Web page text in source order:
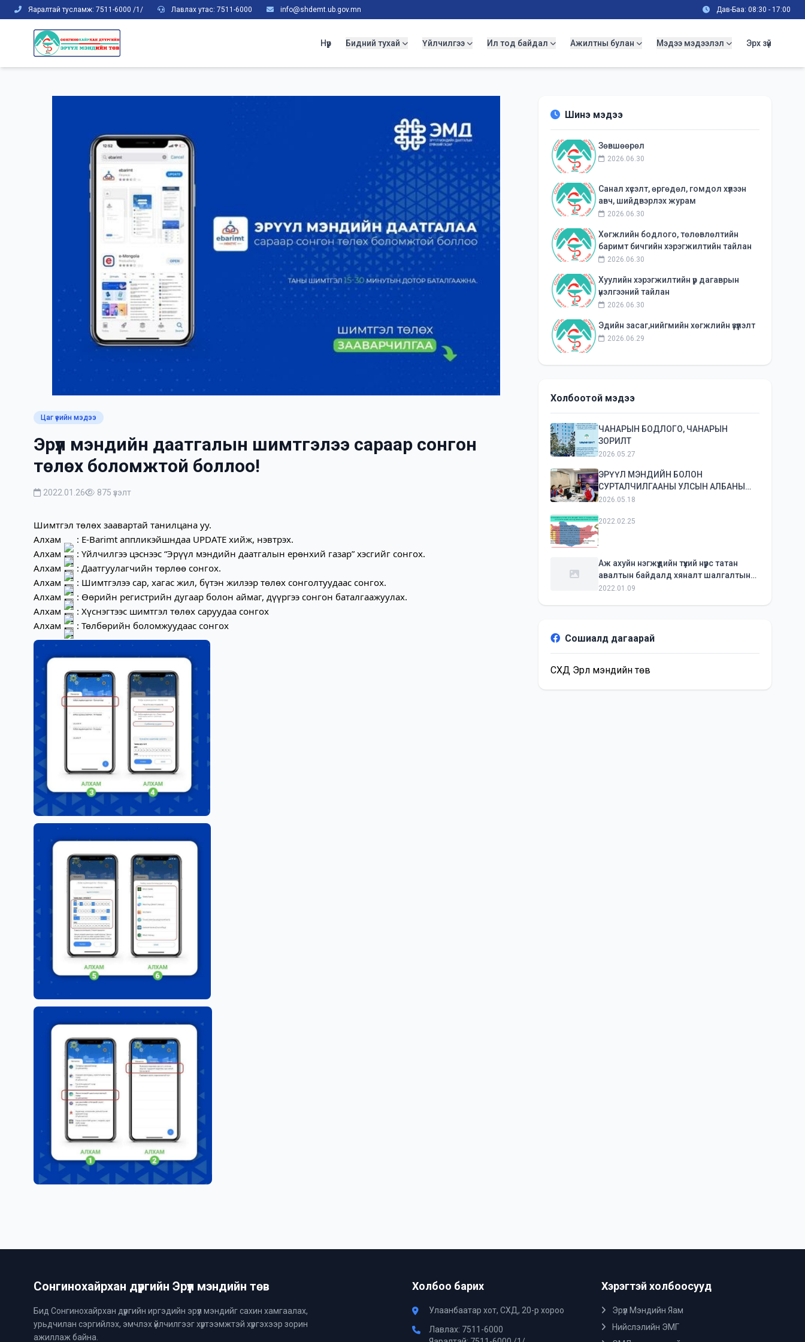
Яаралтай тусламж: 7511-6000 /1/ Лавлах утас: 7511-6000 info@shdemt.ub.gov.mn Дав-Баа: 08:30 - 17:00
Нүүр Бидний тухай Үйлчилгээ Ил тод байдал Ажилтны булан Мэдээ мэдээлэл Эрх зүй
Цаг үеийн мэдээ
Эрүүл мэндийн даатгалын шимтгэлээ сараар сонгон
төлөх боломжтой боллоо!
2022.01.26 875 үзэлт
Шимтгэл төлөх заавартай танилцана уу.
Алхам
: E-Barimt аппликэйшндаа UPDATE хийж, нэвтрэх.
Алхам
: Үйлчилгээ цэснээс “Эрүүл мэндийн даатгалын ерөнхий газар” хэсгийг сонгох.
Алхам
: Даатгуулагчийн төрлөө сонгох.
Алхам
: Шимтгэлээ сар, хагас жил, бүтэн жилээр төлөх сонголтуудаас сонгох.
Алхам
: Өөрийн регистрийн дугаар болон аймаг, дүүргээ сонгон баталгаажуулах.
Алхам
: Хүснэгтээс шимтгэл төлөх саруудаа сонгох
Алхам
: Төлбөрийн боломжуудаас сонгох
Шинэ мэдээ
Зөвшөөрөл
2026.06.30
Санал хүсэлт, өргөдөл, гомдол хүлээн
авч, шийдвэрлэх журам
2026.06.30
Хөгжлийн бодлого, төлөвлөлтийн
баримт бичгийн хэрэгжилтийн тайлан
2026.06.30
Хуулийн хэрэгжилтийн үр дагаврын
үнэлгээний тайлан
2026.06.30
Эдийн засаг,нийгмийн хөгжлийн үзүүлэлт
2026.06.29
Холбоотой мэдээ
ЧАНАРЫН БОДЛОГО, ЧАНАРЫН
ЗОРИЛТ
2026.05.27
ЭРҮҮЛ МЭНДИЙН БОЛОН
СУРТАЛЧИЛГААНЫ УЛСЫН АЛБАНЫ
ГАМШГААС ХАМГААЛАХ КОМАНД
2026.05.18
2022.02.25
Аж ахуйн нэгжүүдийн түүхий нүүрс татан
авалтын байдалд хяналт шалгалтын
ажлыг явуулж байна.
2022.01.09
Сошиалд дагаарай
СХД Эрүүл мэндийн төв
Сонгинохайрхан дүүргийн Эрүүл мэндийн төв
Бид Сонгинохайрхан дүүргийн иргэдийн эрүүл мэндийг сахин хамгаалах,
урьдчилан сэргийлэх, эмчлэх үйлчилгээг хүртээмжтэй хүргэхээр зорин
ажиллаж байна.
Холбоо барих
Улаанбаатар хот, СХД, 20-р хороо
Лавлах: 7511-6000
Хэрэгтэй холбоосууд
Эрүүл Мэндийн Яам
Нийслэлийн ЭМГ